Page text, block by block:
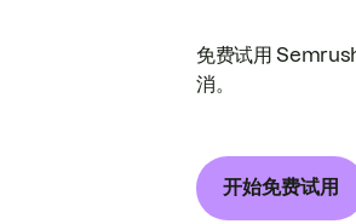
免费试用
消。
开始免费试用